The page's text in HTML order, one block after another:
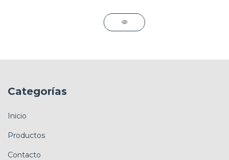
Categorías
Inicio
Productos
Contacto